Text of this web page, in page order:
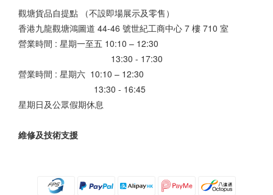
觀塘貨品自提點 （不設即場展示及零售）
香港九龍觀塘鴻圖道 44-46 號世紀工商中心 7 樓 710 室
營業時間 : 星期一至五 10:10 – 12:30
13:30 - 17:30
營業時間 : 星期六 10:10 – 12:30
13:30 - 16:45
星期日及公眾假期休息
維修及技術支援